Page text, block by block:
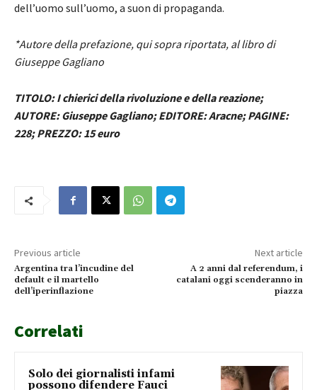
dell’uomo sull’uomo, a suon di propaganda.
*Autore della prefazione, qui sopra riportata, al libro di
Giuseppe Gagliano
TITOLO: I chierici della rivoluzione e della reazione;
AUTORE: Giuseppe Gagliano; EDITORE: Aracne; PAGINE:
228; PREZZO: 15 euro
Previous article
Argentina tra l’incudine del
default e il martello
dell’iperinflazione
Next article
A 2 anni dal referendum, i
catalani oggi scenderanno in
piazza
Correlati
Solo dei giornalisti infami
possono difendere Fauci